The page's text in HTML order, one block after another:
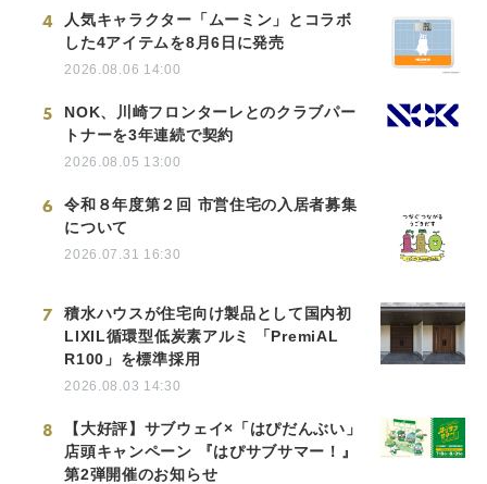
4
人気キャラクター「ムーミン」とコラボ
した4アイテムを8月6日に発売
2026.08.06 14:00
5
NOK、川崎フロンターレとのクラブパー
トナーを3年連続で契約
2026.08.05 13:00
6
令和８年度第２回 市営住宅の入居者募集
について
2026.07.31 16:30
7
積水ハウスが住宅向け製品として国内初
LIXIL循環型低炭素アルミ 「PremiAL
R100」を標準採用
2026.08.03 14:30
8
【大好評】サブウェイ×「はぴだんぶい」
店頭キャンペーン 『はぴサブサマー！』
第2弾開催のお知らせ